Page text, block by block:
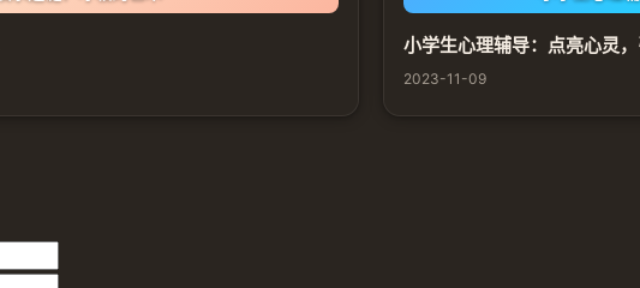
小学生心理辅导：点亮心灵
2023-11-09